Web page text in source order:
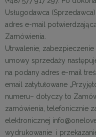
Usługodawca
adres e-mail
Zamówienia.
Utrwalenie,
umowy sprzedaży
na podany adres e-mail
email zatytułowane
numeru– dotyczy to
zamówienia, telefonicznie
elektronicznej
wydrukowanie i